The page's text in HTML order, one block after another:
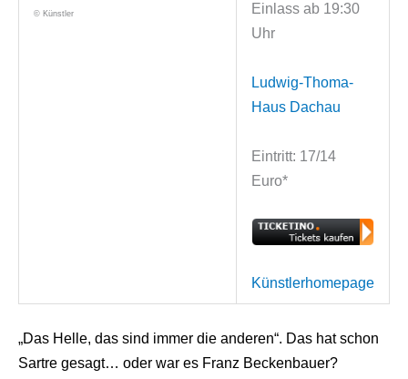
© Künstler
Einlass ab 19:30
Uhr
Ludwig-Thoma-
Haus Dachau
Eintritt: 17/14
Euro*
Künstlerhomepage
„Das Helle, das sind immer die anderen“. Das hat schon
Sartre gesagt… oder war es Franz Beckenbauer?